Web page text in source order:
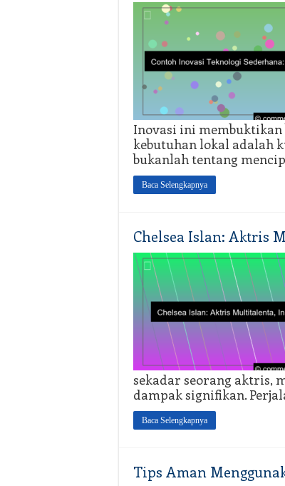
Inovasi ini
kebutuhan lokal adalah
bukanlah tentang
Baca Selengkapnya
Chelsea Islan: Aktris
sekadar seorang aktris,
dampak signifikan.
Baca Selengkapnya
Tips Aman